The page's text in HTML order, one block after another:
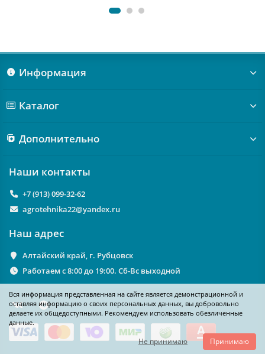
Вся информация представленная на сайте является демонстрационной и
оставляя информацию о своих персональных данных, вы добровольно
делаете их общедоступными. Рекомендуем использовать обезличенные
данные.
Не принимаю Принимаю
Информация
Каталог
Дополнительно
Наши контакты
+7 (913) 099-32-62
agrotehnika22@yandex.ru
Наш адрес
Алтайский край, г. Рубцовск
Работаем с 8:00 до 19:00. Сб-Вс выходной